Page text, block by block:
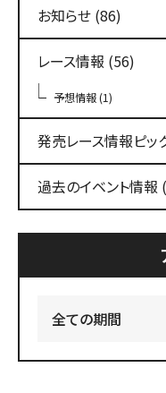
お知らせ (86)
レース情報 (56)
予想情報 (1)
発売レース情報ピッ
過去のイベント情報